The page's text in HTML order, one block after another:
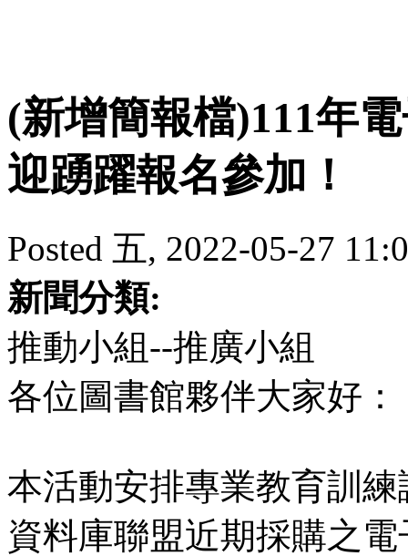
(新增簡報檔)111年
迎踴躍報名參加！
Posted 五, 2022-05-27
新聞分類:
推動小組--推廣小組
各位圖書館夥伴大家好：
本活動安排專業教育訓
資料庫聯盟近期採購之